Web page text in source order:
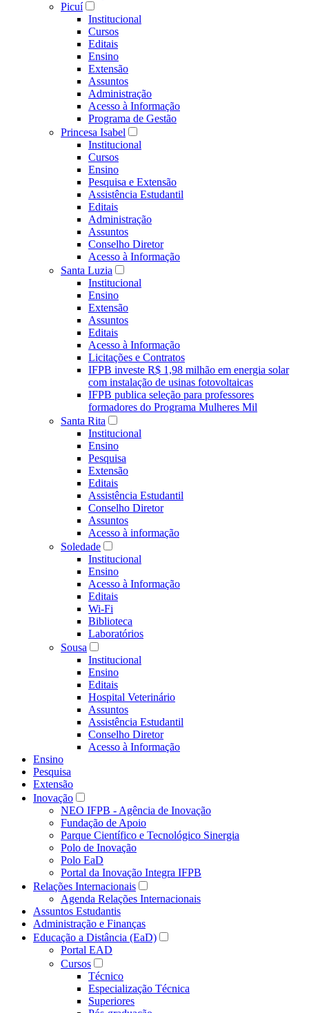
Picuí
Institucional
Cursos
Editais
Ensino
Extensão
Assuntos
Administração
Acesso à Informação
Programa de Gestão
Princesa Isabel
Institucional
Cursos
Ensino
Pesquisa e Extensão
Assistência Estudantil
Editais
Administração
Assuntos
Conselho Diretor
Acesso à Informação
Santa Luzia
Institucional
Ensino
Extensão
Assuntos
Editais
Acesso à Informação
Licitações e Contratos
IFPB investe R$ 1,98 milhão em energia solar
com instalação de usinas fotovoltaicas
IFPB publica seleção para professores
formadores do Programa Mulheres Mil
Santa Rita
Institucional
Ensino
Pesquisa
Extensão
Editais
Assistência Estudantil
Conselho Diretor
Assuntos
Acesso à informação
Soledade
Institucional
Ensino
Acesso à Informação
Editais
Wi-Fi
Biblioteca
Laboratórios
Sousa
Institucional
Ensino
Editais
Hospital Veterinário
Assuntos
Assistência Estudantil
Conselho Diretor
Acesso à Informação
Ensino
Pesquisa
Extensão
Inovação
NEO IFPB - Agência de Inovação
Fundação de Apoio
Parque Científico e Tecnológico Sinergia
Polo de Inovação
Polo EaD
Portal da Inovação Integra IFPB
Relações Internacionais
Agenda Relações Internacionais
Assuntos Estudantis
Administração e Finanças
Educação a Distância (EaD)
Portal EAD
Cursos
Técnico
Especialização Técnica
Superiores